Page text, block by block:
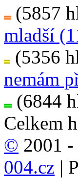
(5857
mladší
(5356
nemám
(6844
Celkem
© 2001
004.cz |